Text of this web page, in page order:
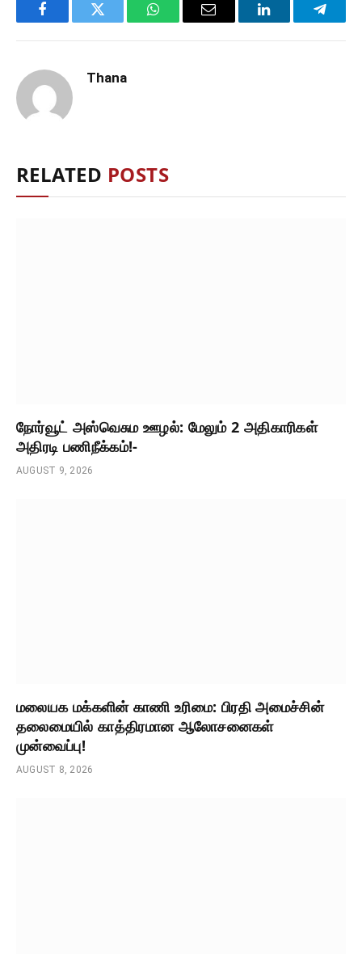
FacebookTwitter WhatsAppEmail LinkedIn
Thana
RELATED POSTS
நோர்வூட் அஸ்வெசும ஊழல்: மேலும் 2 அதிகாரிகள்
அதிரடி பணிநீக்கம்!-
AUGUST 9, 2026
மலையக மக்களின் காணி உரிமை: பிரதி அமைச்சின்
தலைமையில் காத்திரமான ஆலோசனைகள்
முன்வைப்பு!
AUGUST 8, 2026